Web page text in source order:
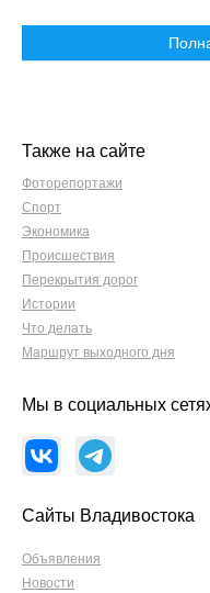
Также на сайте
Фоторепортажи
Спорт
Экономика
Происшествия
Перекрытия дорог
Истории
Что делать
Маршрут выходного дня
Мы в социальных
Сайты Владивостока
Объявления
Новости